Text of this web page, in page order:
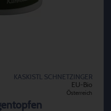
KASKISTL SCHNETZINGER
EU-Bio
Österreich